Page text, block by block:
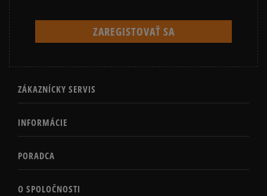
ZÁKAZNÍCKY SERVIS
INFORMÁCIE
PORADCA
O SPOLOČNOSTI